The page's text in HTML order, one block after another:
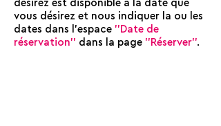
désirez est disponible à la date que
vous désirez et nous indiquer la ou les
dates dans l'espace ''Date de
réservation'' dans la page ''Réserver''.